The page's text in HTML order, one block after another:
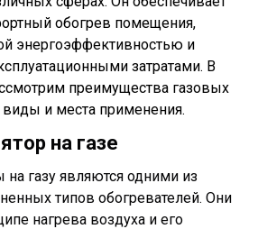
обогрев помещения,
энергоэффективностью и
затратами. В
преимущества газовых
виды и места применения.
на газе
на газу являются одними из
типов обогревателей. Они
нагрева воздуха и его